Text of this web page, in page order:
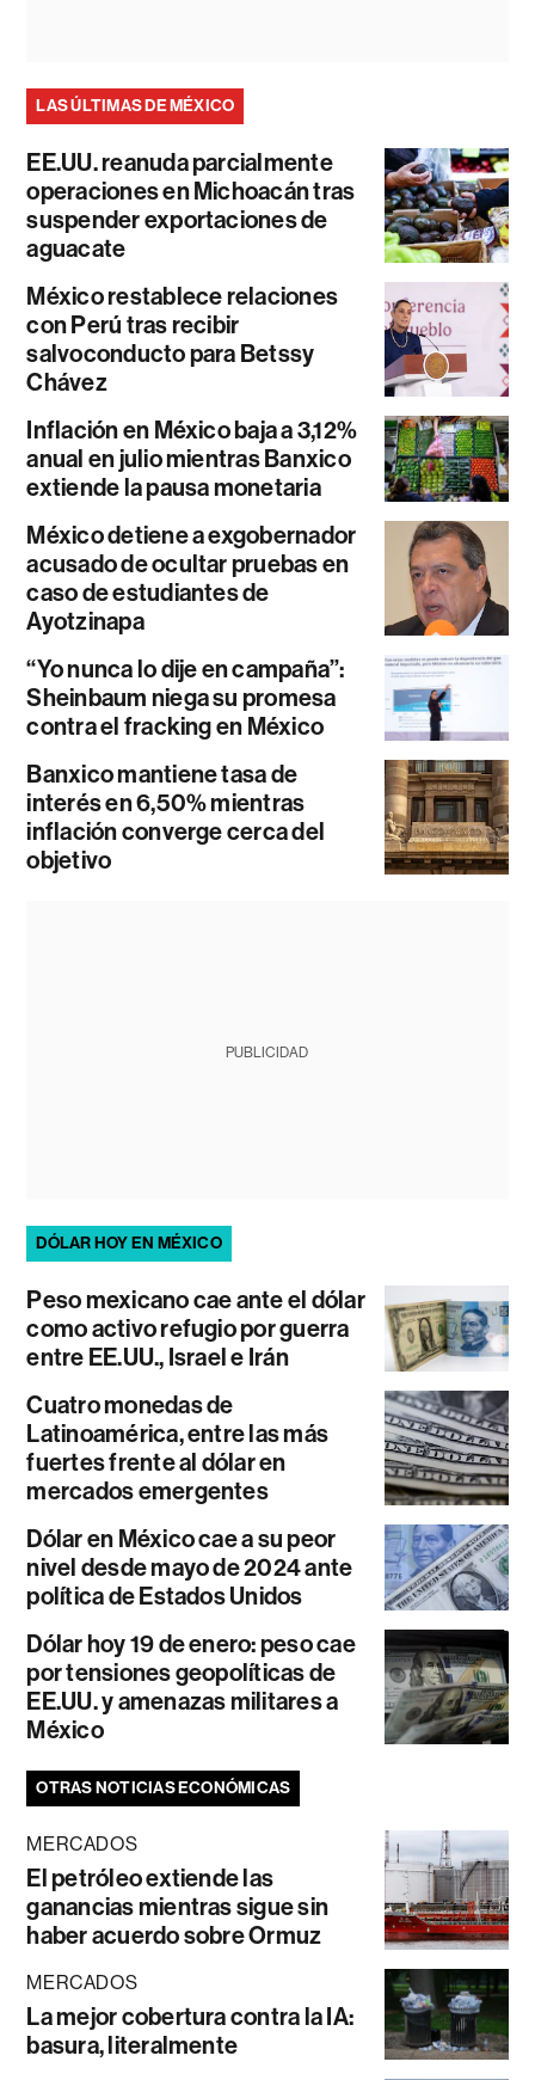
LAS ÚLTIMAS DE MÉXICO
EE.UU. reanuda parcialmente
operaciones en Michoacán tras
suspender exportaciones de
aguacate
México restablece relaciones
con Perú tras recibir
salvoconducto para Betssy
Chávez
Inflación en México baja a 3,12%
anual en julio mientras Banxico
extiende la pausa monetaria
México detiene a exgobernador
acusado de ocultar pruebas en
caso de estudiantes de
Ayotzinapa
“Yo nunca lo dije en campaña”:
Sheinbaum niega su promesa
contra el fracking en México
Banxico mantiene tasa de
interés en 6,50% mientras
inflación converge cerca del
objetivo
PUBLICIDAD
DÓLAR HOY EN MÉXICO
Peso mexicano cae ante el dólar
como activo refugio por guerra
entre EE.UU., Israel e Irán
Cuatro monedas de
Latinoamérica, entre las más
fuertes frente al dólar en
mercados emergentes
Dólar en México cae a su peor
nivel desde mayo de 2024 ante
política de Estados Unidos
Dólar hoy 19 de enero: peso cae
por tensiones geopolíticas de
EE.UU. y amenazas militares a
México
OTRAS NOTICIAS ECONÓMICAS
MERCADOS
El petróleo extiende las
ganancias mientras sigue sin
haber acuerdo sobre Ormuz
MERCADOS
La mejor cobertura contra la IA:
basura, literalmente